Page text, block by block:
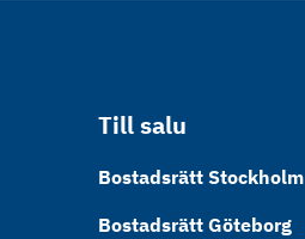
Till salu
Bostadsrätt Stockholm
Bostadsrätt Göteborg